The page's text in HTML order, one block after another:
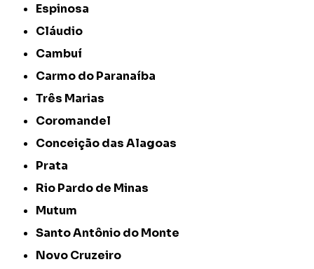
Espinosa
Cláudio
Cambuí
Carmo do Paranaíba
Três Marias
Coromandel
Conceição das Alagoas
Prata
Rio Pardo de Minas
Mutum
Santo Antônio do Monte
Novo Cruzeiro